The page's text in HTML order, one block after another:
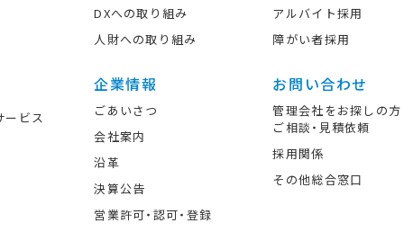
ービス
DXへの取り組み
人財への取り組み
アルバイト採用
障がい者採用
企業情報
ごあいさつ
会社案内
沿革
決算公告
営業許可・認可・登録
お問い合わせ
管理会社をお探しの方
ご相談・見積依頼
採用関係
その他総合窓口